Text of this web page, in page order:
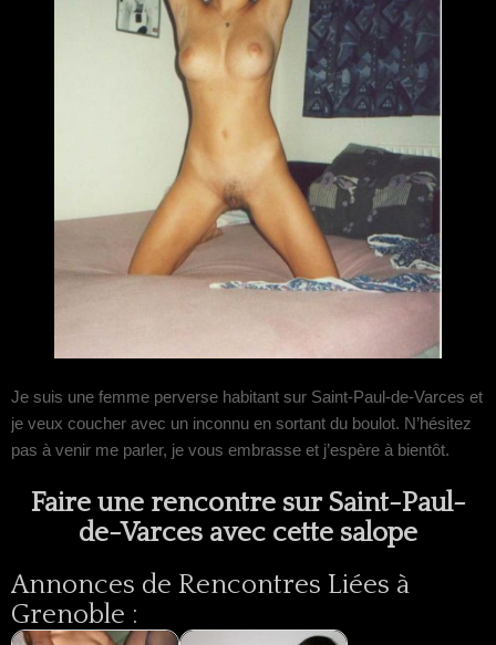
Je suis une femme perverse habitant sur Saint-Paul-de-Varces et
je veux coucher avec un inconnu en sortant du boulot. N’hésitez
pas à venir me parler, je vous embrasse et j’espère à bientôt.
Faire une rencontre sur Saint-Paul-
de-Varces avec cette salope
Annonces de Rencontres Liées à
Grenoble :